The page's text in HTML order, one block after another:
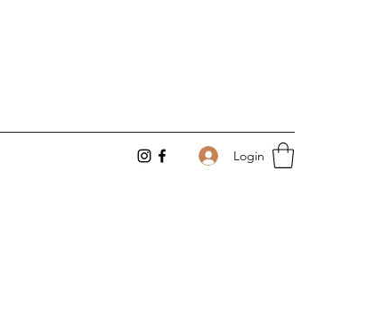
Login